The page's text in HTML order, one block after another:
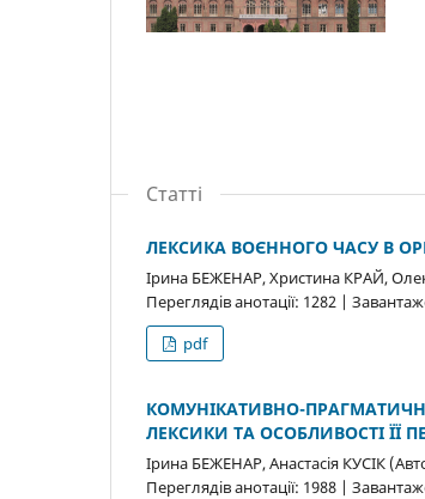
Статті
ЛЕКСИКА ВОЄННОГО ЧАСУ В
Ірина БЕЖЕНАР, Христина КРАЙ,
Переглядів анотації: 1282 |
pdf
КОМУНІКАТИВНО-
ЛЕКСИКИ ТА ОСОБЛИВОСТІ ЇЇ
Ірина БЕЖЕНАР, Анастасія КУСІК
Переглядів анотації: 1988 |